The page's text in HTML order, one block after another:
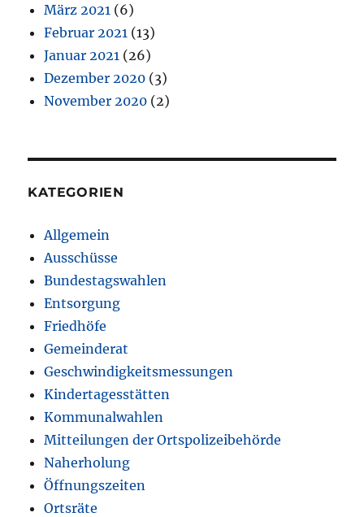
März 2021 (6)
Februar 2021 (13)
Januar 2021 (26)
Dezember 2020 (3)
November 2020 (2)
KATEGORIEN
Allgemein
Ausschüsse
Bundestagswahlen
Entsorgung
Friedhöfe
Gemeinderat
Geschwindigkeitsmessungen
Kindertagesstätten
Kommunalwahlen
Mitteilungen der Ortspolizeibehörde
Naherholung
Öffnungszeiten
Ortsräte